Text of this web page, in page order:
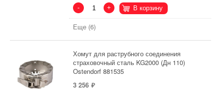
- + В корзину
Еще (6)
Хомут для раструбного соединения
страховочный сталь KG2000 (Дн 110)
Ostendorf 881535
3 256